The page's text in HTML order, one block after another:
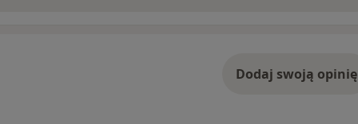
Dodaj swoją opinię